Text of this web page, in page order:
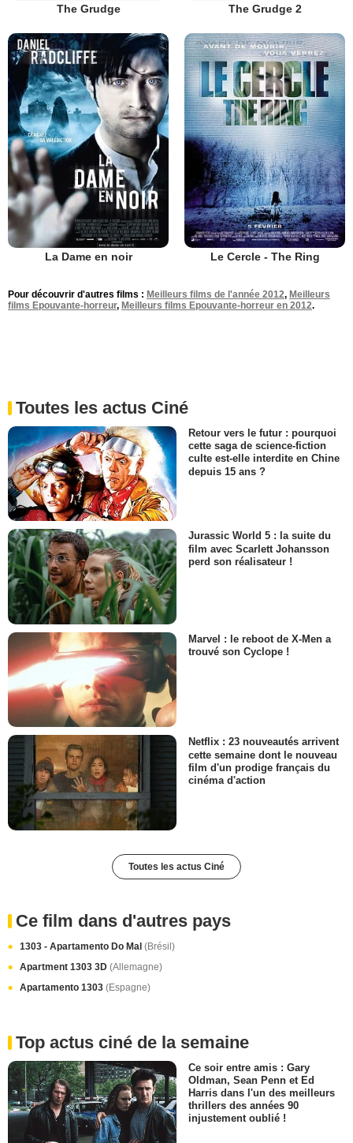
The Grudge The Grudge 2
La Dame en noir Le Cercle - The Ring
Pour découvrir d'autres films : Meilleurs films de l'année 2012, Meilleurs
films Epouvante-horreur, Meilleurs films Epouvante-horreur en 2012.
Toutes les actus Ciné
Retour vers le futur : pourquoi
cette saga de science-fiction
culte est-elle interdite en Chine
depuis 15 ans ?
Jurassic World 5 : la suite du
film avec Scarlett Johansson
perd son réalisateur !
Marvel : le reboot de X-Men a
trouvé son Cyclope !
Netflix : 23 nouveautés arrivent
cette semaine dont le nouveau
film d'un prodige français du
cinéma d'action
Toutes les actus Ciné
Ce film dans d'autres pays
1303 - Apartamento Do Mal (Brésil)
Apartment 1303 3D (Allemagne)
Apartamento 1303 (Espagne)
Top actus ciné de la semaine
Ce soir entre amis : Gary
Oldman, Sean Penn et Ed
Harris dans l'un des meilleurs
thrillers des années 90
injustement oublié !